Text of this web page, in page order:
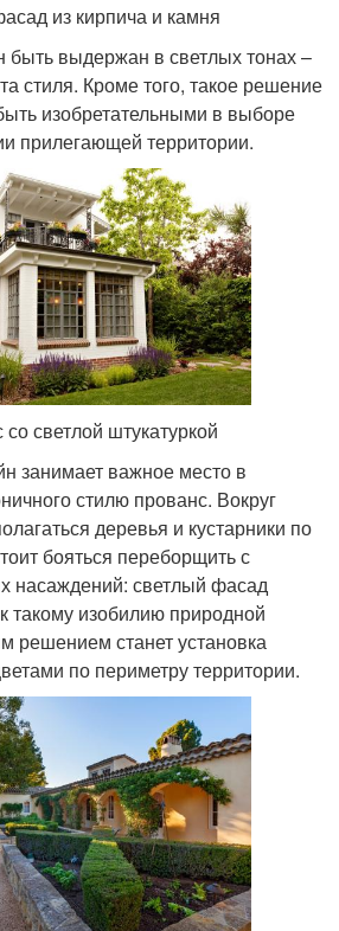
из кирпича и камня
выдержан в светлых тонах –
стиля. Кроме того, такое решение
изобретательными в выборе
прилегающей территории.
светлой штукатуркой
занимает важное место в
стилю прованс. Вокруг
деревья и кустарники по
бояться переборщить с
насаждений: светлый фасад
такому изобилию природной
решением станет установка
по периметру территории.